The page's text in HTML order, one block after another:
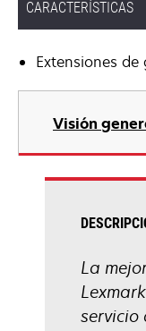
CARACTERÍSTICAS
Extensiones
Visión
La
servicio